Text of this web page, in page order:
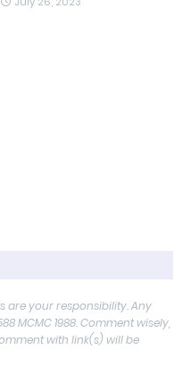
are your responsibility. Any
MCMC 1988. Comment wisely,
with link(s) will be